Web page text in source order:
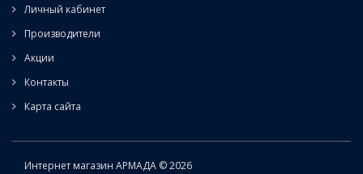
Личный кабинет
Производители
Акции
Контакты
Карта сайта
Интернет магазин АРМАДА © 2026